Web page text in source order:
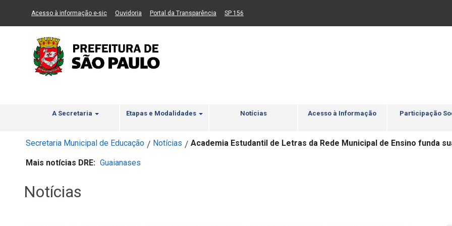
Ir ao Conteúdo Ir para menu principal 2 Ir para busca Ir para rodapé
Acesso à informação e-sic(Link para um novo sítio)
Ouvidoria (Link para um novo sítio)
Portal da Transparência (Link para um novo sítio)
SP 156
A Secretaria Etapas e Modalidades Notícias Acesso à Informação Participação
Secretaria Municipal de Educação / Notícias / Academia Estudantil de Letras da Rede Municipal de Ensino funda
Mais notícias DRE: Guaianases
Notícias